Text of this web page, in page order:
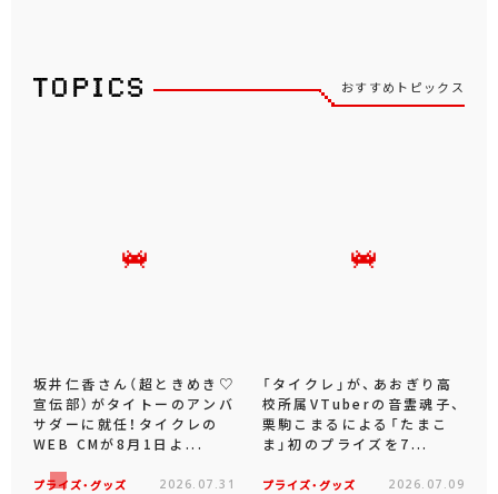
おすすめトピックス
坂井仁香さん（超ときめき♡
宣伝部）がタイトーのアンバ
サダーに就任！タイクレの
WEB CMが8月1日よ...
プライズ・グッズ 2026.07.31
「タイクレ」が、あおぎり高
校所属VTuberの音霊魂子、
栗駒こまるによる「たまこ
ま」初のプライズを7...
プライズ・グッズ 2026.07.09